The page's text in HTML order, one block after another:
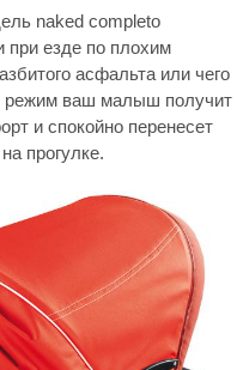
naked completo
при езде по плохим
асфальта или чего
режим ваш малыш получит
и спокойно перенесет
прогулке.